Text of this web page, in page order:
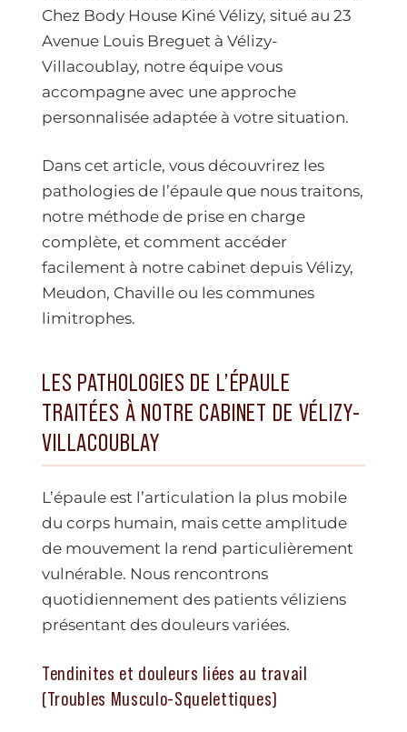
Chez Body House Kiné Vélizy, situé au 23
Avenue Louis Breguet à Vélizy-
Villacoublay, notre équipe vous
accompagne avec une approche
personnalisée adaptée à votre situation.
Dans cet article, vous découvrirez les
pathologies de l’épaule que nous traitons,
notre méthode de prise en charge
complète, et comment accéder
facilement à notre cabinet depuis Vélizy,
Meudon, Chaville ou les communes
limitrophes.
LES PATHOLOGIES DE L’ÉPAULE
TRAITÉES À NOTRE CABINET DE VÉLIZY-
VILLACOUBLAY
L’épaule est l’articulation la plus mobile
du corps humain, mais cette amplitude
de mouvement la rend particulièrement
vulnérable. Nous rencontrons
quotidiennement des patients véliziens
présentant des douleurs variées.
Tendinites et douleurs liées au travail
(Troubles Musculo-Squelettiques)